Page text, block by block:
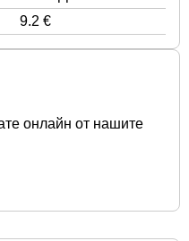
9.2 €
онлайн от нашите